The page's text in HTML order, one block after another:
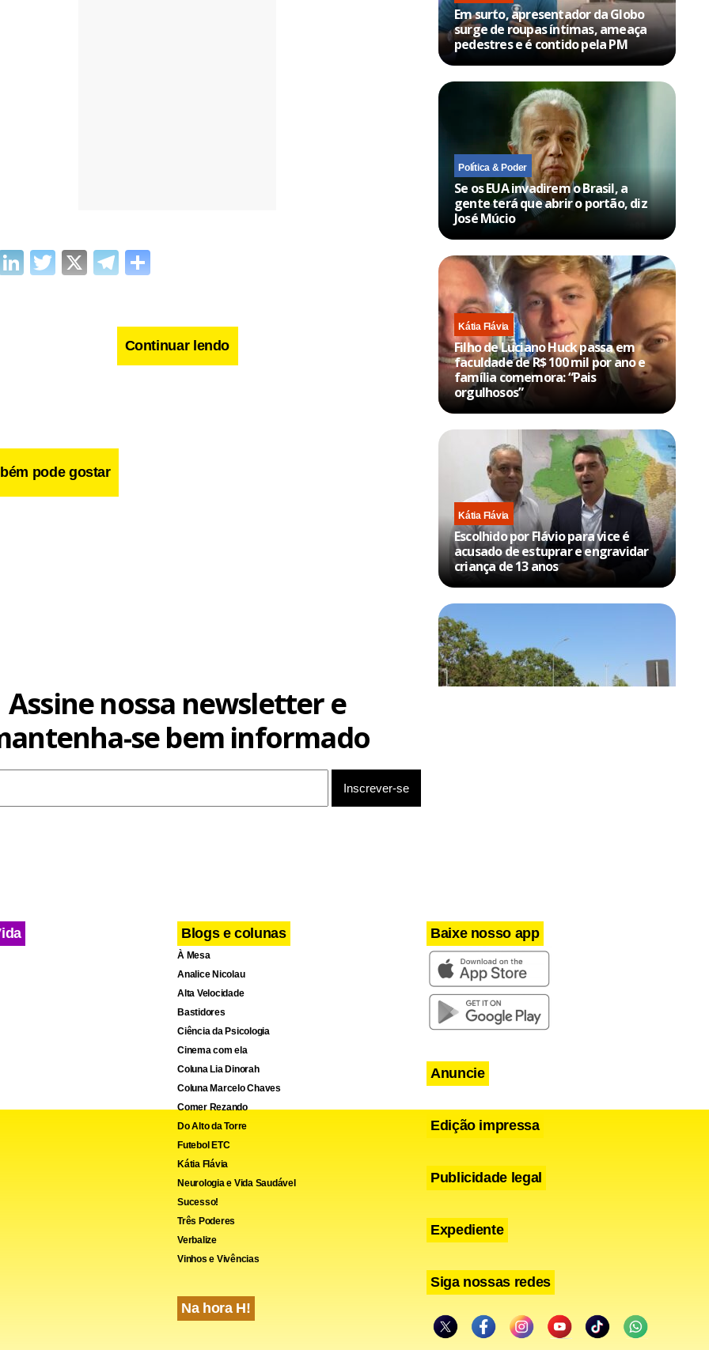
LinkedIn
Twitter
X Telegram
Continuar lendo
pode gostar
Em surto, apresentador da Globo
surge de roupas íntimas, ameaça
pedestres e é contido pela PM
Política & Poder
Se os EUA invadirem o Brasil, a
gente terá que abrir o portão, diz
José Múcio
Kátia Flávia
Filho de Luciano Huck passa em
faculdade de R$ 100 mil por ano e
família comemora: “Pais
orgulhosos”
Kátia Flávia
Escolhido por Flávio para vice é
acusado de estuprar e engravidar
criança de 13 anos
Assine nossa newsletter e
se bem informado
Blogs e colunas
À Mesa
Analice Nicolau
Alta Velocidade
Bastidores
Ciência da Psicologia
Cinema com ela
Coluna Lia Dinorah
Coluna Marcelo Chaves
Comer Rezando
Do Alto da Torre
Futebol ETC
Kátia Flávia
Neurologia e Vida Saudável
Sucesso!
Três Poderes
Verbalize
Vinhos e Vivências
Na hora H!
Baixe nosso app
Anuncie
Edição impressa
Publicidade legal
Expediente
Siga nossas redes